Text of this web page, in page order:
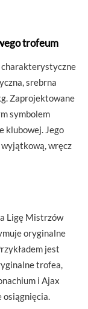
trofeum
charakterystyczne
srebrna
Zaprojektowane
symbolem
klubowej. Jego
wręcz
Ligę Mistrzów
oryginalne
jest
trofea,
i Ajax